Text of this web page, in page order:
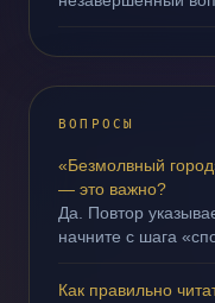
ВОПРОСЫ
«Безмолвный
— это важно?
Да. Повтор
начните с шага
Как правильно